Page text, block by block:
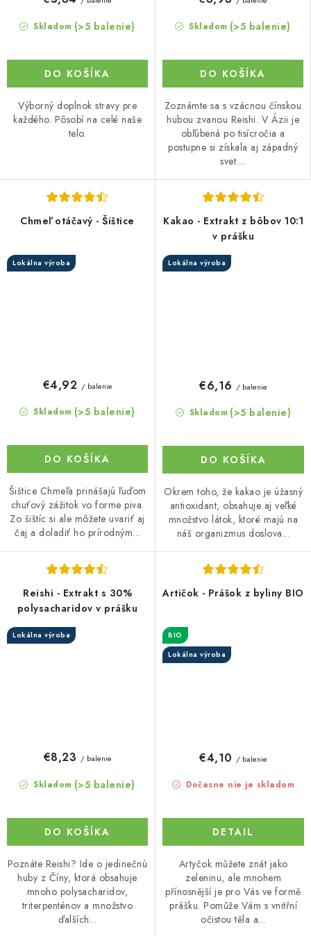
Skladom (>5 balenie)
DO KOŠÍKA
Výborný doplnok stravy pre
každého. Pôsobí na celé naše
telo.
Skladom (>5 balenie)
DO KOŠÍKA
Zoznámte sa s vzácnou čínskou
hubou zvanou Reishi. V Ázii je
obľúbená po tisícročia a
postupne si získala aj západný
svet....
Chmeľ otáčavý - Šištice
Lokálna výroba
Skladom (>5 balenie)
€4,92 / balenie
DO KOŠÍKA
Šištice Chmeľa prinášajú ľuďom
chuťový zážitok vo forme piva.
Zo šištíc si ale môžete uvariť aj
čaj a doladiť ho prírodným...
Kakao - Extrakt z bôbov 10:1
v prášku
Lokálna výroba
Skladom (>5 balenie)
€6,16 / balenie
DO KOŠÍKA
Okrem toho, že kakao je úžasný
antioxidant, obsahuje aj veľké
množstvo látok, ktoré majú na
náš organizmus doslova...
Reishi - Extrakt s 30%
polysacharidov v prášku
Lokálna výroba
Skladom (>5 balenie)
€8,23 / balenie
DO KOŠÍKA
Poznáte Reishi? Ide o jedinečnú
huby z Číny, ktorá obsahuje
mnoho polysacharidov,
triterpenténov a množstvo
ďalších...
Artičok - Prášok z byliny BIO
BIO
Lokálna výroba
Dočasne nie je skladom
€4,10 / balenie
DETAIL
Artyčok můžete znát jako
zeleninu, ale mnohem
přínosnější je pro Vás ve formě
prášku. Pomůže Vám s vnitřní
očistou těla a...